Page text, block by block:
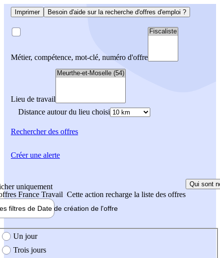
Imprimer Besoin d'aide sur la recherche d'offres d'emploi ?
Métier, compétence, mot-clé, numéro d'offre
Lieu de travail
Distance autour du lieu choisi
Rechercherdes offres
uniquement
France Travail Cette action recharge la liste des offres
Qui sont
filtres de Date de création de l'offre
création de l'offre
Un jour
Trois jours
Créer une alerte